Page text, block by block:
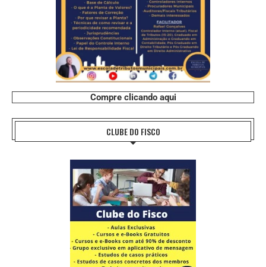
Compre clicando aqui
CLUBE DO FISCO